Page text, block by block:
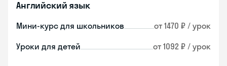
Английский язык
Мини-курс для школьников от 1470 ₽ / урок
Уроки для детей от 1092 ₽ / урок